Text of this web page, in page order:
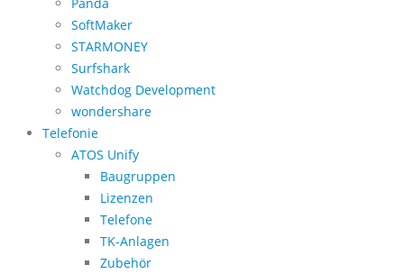
SoftMaker
STARMONEY
Surfshark
Watchdog Development
wondershare
Telefonie
ATOS Unify
Baugruppen
Lizenzen
Telefone
TK-Anlagen
Zubehör